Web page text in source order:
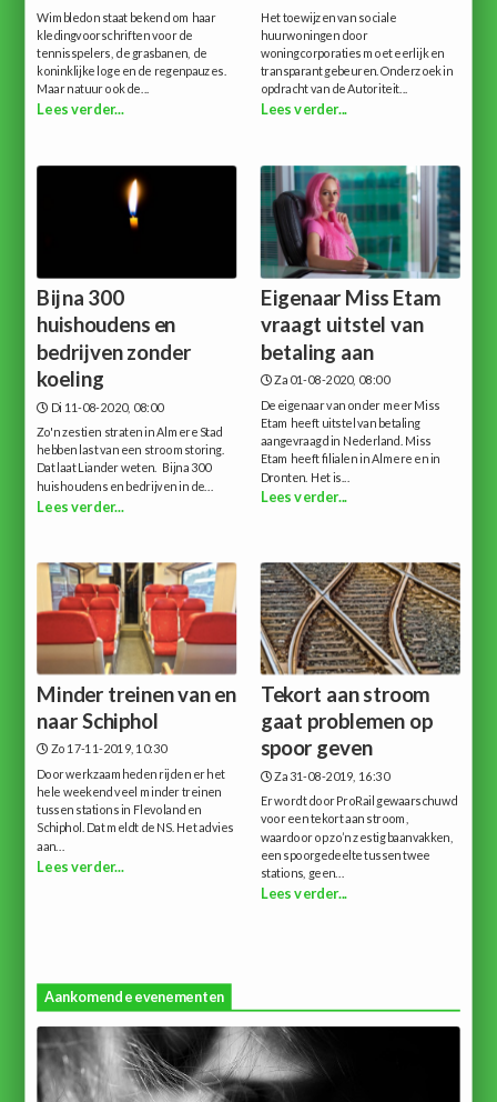
Wimbledon staat bekend om haar
kledingvoorschriften voor de
tennisspelers, de grasbanen, de
koninklijke loge en de regenpauzes.
Maar natuur ook de...
Lees verder...
Het toewijzen van sociale
huurwoningen door
woningcorporaties moet eerlijk en
transparant gebeuren.Onderzoek in
opdracht van de Autoriteit...
Lees verder...
Bijna 300
huishoudens en
bedrijven zonder
koeling
Di 11-08-2020, 08:00
Zo'n zestien straten in Almere Stad
hebben last van een stroomstoring.
Dat laat Liander weten. Bijna 300
huishoudens en bedrijven in de...
Lees verder...
Eigenaar Miss Etam
vraagt uitstel van
betaling aan
Za 01-08-2020, 08:00
De eigenaar van onder meer Miss
Etam heeft uitstel van betaling
aangevraagd in Nederland. Miss
Etam heeft filialen in Almere en in
Dronten. Het is...
Lees verder...
Minder treinen van en
naar Schiphol
Zo 17-11-2019, 10:30
Door werkzaamheden rijden er het
hele weekend veel minder treinen
tussen stations in Flevoland en
Schiphol. Dat meldt de NS. Het advies
aan...
Lees verder...
Tekort aan stroom
gaat problemen op
spoor geven
Za 31-08-2019, 16:30
Er wordt door ProRail gewaarschuwd
voor een tekort aan stroom,
waardoor op zo’n zestig baanvakken,
een spoorgedeelte tussen twee
stations, geen...
Lees verder...
Aankomende evenementen